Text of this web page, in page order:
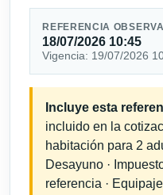
REFERENCIA
18/07/2026 10:45
Vigencia: 19/07/2026
Incluye esta
incluido en la
habitación para 2
Desayuno ·
referencia ·